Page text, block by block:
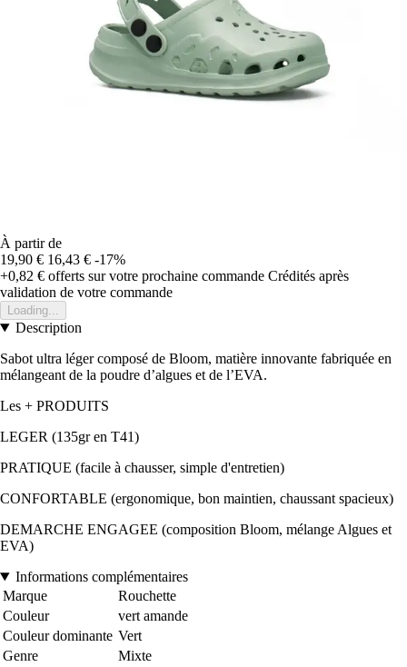
À partir de
19,90 € 16,43 € -17%
+0,82 € offerts sur votre prochaine commande Crédités après
validation de votre commande
Loading...
Description
Sabot ultra léger composé de Bloom, matière innovante fabriquée en
mélangeant de la poudre d’algues et de l’EVA.
Les + PRODUITS
LEGER (135gr en T41)
PRATIQUE (facile à chausser, simple d'entretien)
CONFORTABLE (ergonomique, bon maintien, chaussant spacieux)
DEMARCHE ENGAGEE (composition Bloom, mélange Algues et
EVA)
Informations complémentaires
Marque
Rouchette
Couleur
vert amande
Couleur dominante Vert
Genre
Mixte